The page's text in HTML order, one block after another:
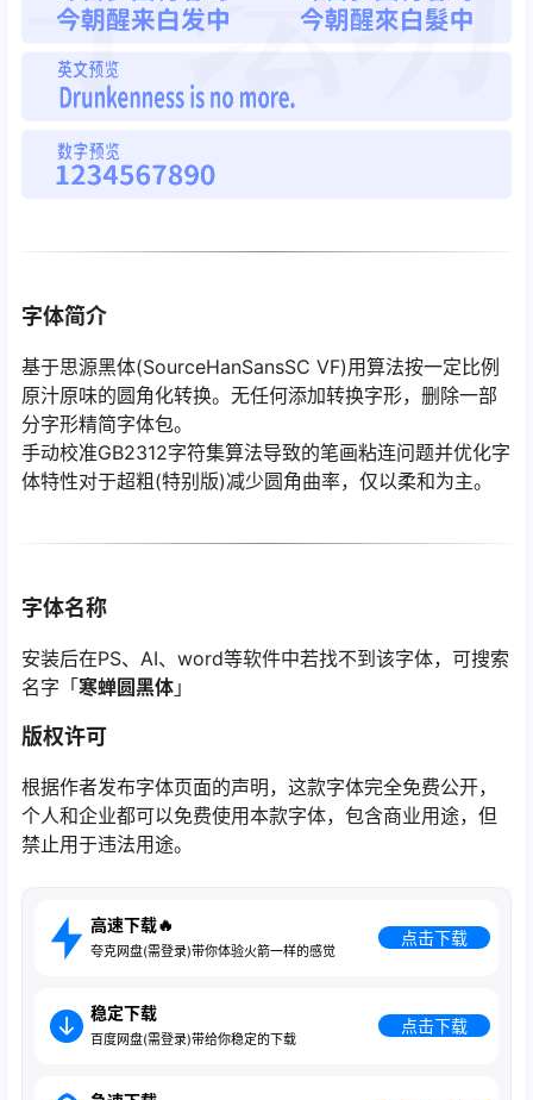
字体简介
基于思源黑体(SourceHanSansSC VF)用算法按一定比例
原汁原味的圆角化转换。无任何添加转换字形，删除一部
分字形精简字体包。
手动校准GB2312字符集算法导致的笔画粘连问题并优化字
体特性对于超粗(特别版)减少圆角曲率，仅以柔和为主。
字体名称
安装后在PS、AI、word等软件中若找不到该字体，可搜索
名字「寒蝉圆黑体 」
版权许可
根据作者发布字体页面的声明，这款字体完全免费公开，
个人和企业都可以免费使用本款字体，包含商业用途，但
禁止用于违法用途。
高速下载🔥
夸克网盘(需登录)带你体验火箭一样的感觉
点击下载
稳定下载
百度网盘(需登录)带给你稳定的下载
点击下载